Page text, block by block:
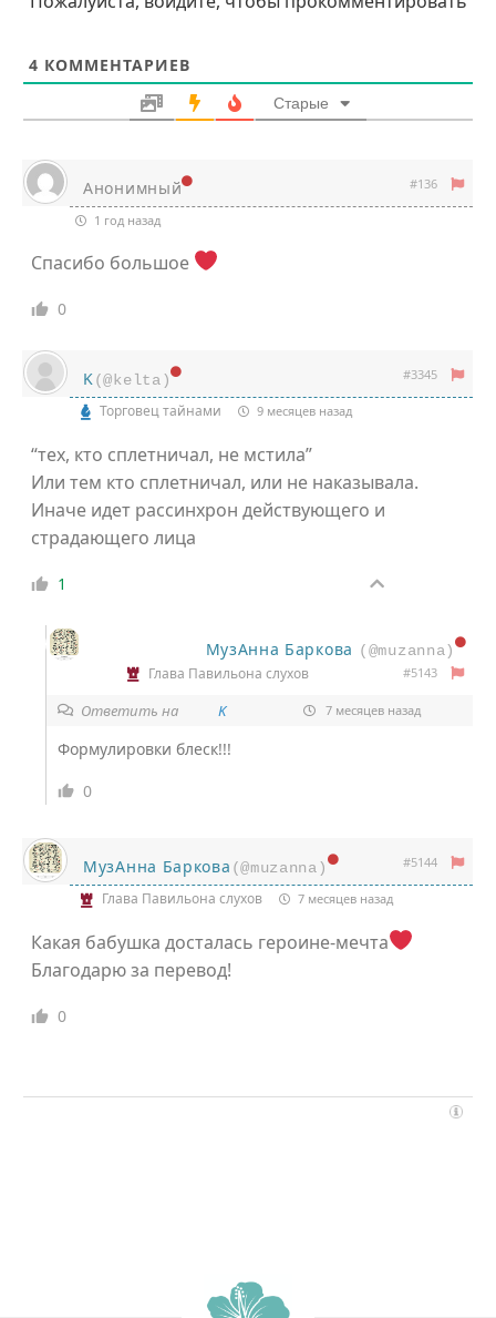
4 КОММЕНТАРИЕВ
Старые
Анонимный #136
1 год назад
Спасибо большое
0
K(@kelta) #3345
Торговец тайнами 9 месяцев назад
“тех, кто сплетничал, не мстила”
Или тем кто сплетничал, или не наказывала.
Иначе идет рассинхрон действующего и
страдающего лица
1
МузАнна Баркова (@muzanna)
Глава Павильона слухов #5143
Ответить на K 7 месяцев назад
Формулировки блеск!!!
0
МузАнна Баркова (@muzanna) #5144
Глава Павильона слухов 7 месяцев назад
Какая бабушка досталась героине-мечта
Благодарю за перевод!
0